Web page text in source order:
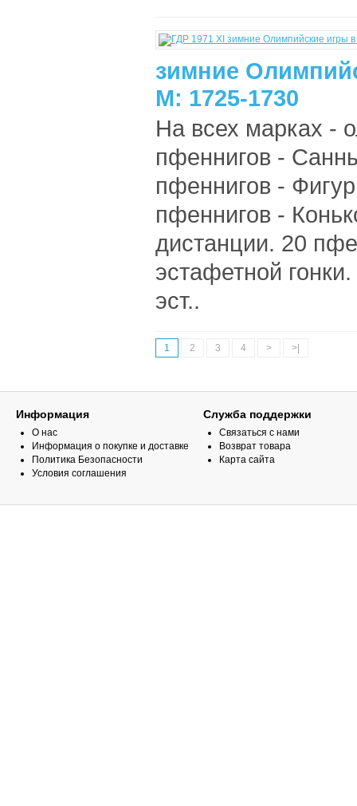
зимние
М: 1725-1730
На всех марках -
пфеннигов -
пфеннигов -
пфеннигов -
дистанции. 20
эстафетной
эст..
1 2 3 4 > >|
Информация
О нас
Информация о покупке и доставке
Политика Безопасности
Условия соглашения
Служба поддержки
Связаться с нами
Возврат товара
Карта сайта